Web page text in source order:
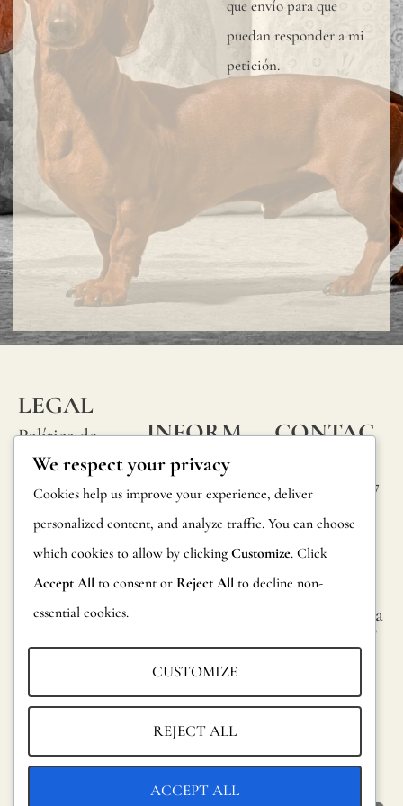
que envío para que
puedan responder a mi
petición.
LEGAL
Política de
privacidad
Política de
cookies
Condiciones
generales
Aviso legal
INFORM
ACIÓN
Preguntas
frecuentes
Información
sobre
Devoluciones
Catalogo para
distribuidores
Sostenibilidad
CONTAC
Calle Alheli, 7
29730 Rincón
de la Victoria
España
hola@jamesma
lonefabrics.co
m
Malone
2021
mayor
protección
del
en
baños,
cocinas
u
zonas
utilizar
protector.
Todos
nuestros
pintados
sido
y
We respect your privacy
Cookies help us improve your experience, deliver
personalized content, and analyze traffic. You can choose
which cookies to allow by clicking Customize. Click
Accept All to consent or Reject All to decline non-
essential cookies.
CUSTOMIZE
REJECT ALL
ACCEPT ALL